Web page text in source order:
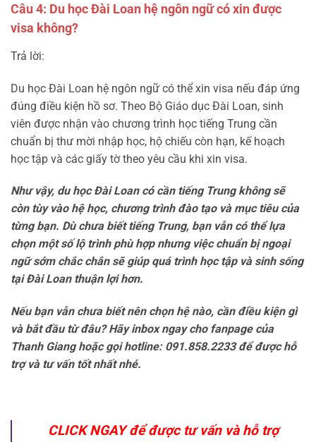
Câu 4: Du học Đài Loan hệ ngôn ngữ có xin được
visa không?
Trả lời:
Du học Đài Loan hệ ngôn ngữ có thể xin visa nếu đáp ứng
đúng điều kiện hồ sơ. Theo Bộ Giáo dục Đài Loan, sinh
viên được nhận vào chương trình học tiếng Trung cần
chuẩn bị thư mời nhập học, hộ chiếu còn hạn, kế hoạch
học tập và các giấy tờ theo yêu cầu khi xin visa.
Như vậy, du học Đài Loan có cần tiếng Trung không sẽ
còn tùy vào hệ học, chương trình đào tạo và mục tiêu của
từng bạn. Dù chưa biết tiếng Trung, bạn vẫn có thể lựa
chọn một số lộ trình phù hợp nhưng việc chuẩn bị ngoại
ngữ sớm chắc chắn sẽ giúp quá trình học tập và sinh sống
tại Đài Loan thuận lợi hơn.
Nếu bạn vẫn chưa biết nên chọn hệ nào, cần điều kiện gì
và bắt đầu từ đâu? Hãy inbox ngay cho fanpage của
Thanh Giang hoặc gọi hotline: 091.858.2233 để được hỗ
trợ và tư vấn tốt nhất nhé.
CLICK NGAY để được tư vấn và hỗ trợ